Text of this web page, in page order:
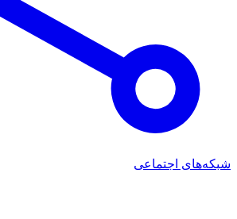
شبکه‌های اجتماعی